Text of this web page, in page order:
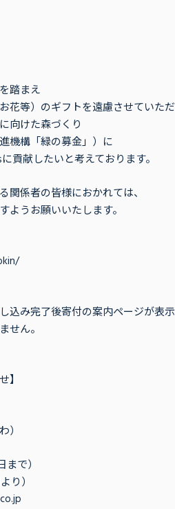
踏まえ
花等）のギフトを遠慮させていただ
向けた森づくり
機構「緑の募金」）に
貢献したいと考えております。
関係者の皆様におかれては、
ようお願いいたします。
込み完了後寄付の案内ページが表示
せん。
】
で）
り）